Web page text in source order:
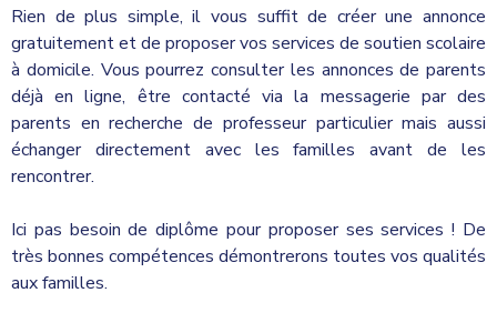
Rien de plus simple, il vous suffit de créer une annonce
gratuitement et de proposer vos services de soutien scolaire
à domicile. Vous pourrez consulter les annonces de parents
déjà en ligne, être contacté via la messagerie par des
parents en recherche de professeur particulier mais aussi
échanger directement avec les familles avant de les
rencontrer.
Ici pas besoin de diplôme pour proposer ses services ! De
très bonnes compétences démontrerons toutes vos qualités
aux familles.